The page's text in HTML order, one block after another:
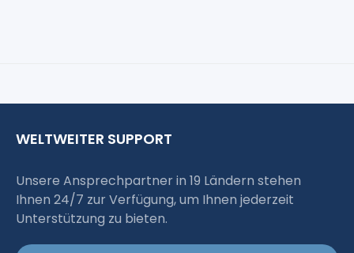
WELTWEITER SUPPORT
Unsere Ansprechpartner in 19 Ländern stehen
Ihnen 24/7 zur Verfügung, um Ihnen jederzeit
Unterstützung zu bieten.